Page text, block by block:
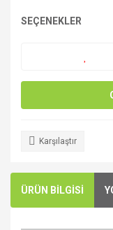
SEÇENEKLER
Karşılaştır
ÜRÜN BİLGİSİ